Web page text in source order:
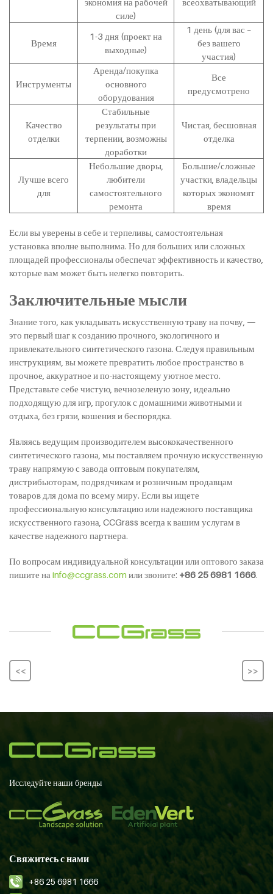
силе)
Время
1-3 дня (проект на
выходные)
1 день (для вас –
без вашего
участия)
Инструменты
Аренда/покупка
основного
оборудования
Все
предусмотрено
Качество
отделки
Стабильные
результаты при
терпении, возможны
доработки
Чистая, бесшовная
отделка
Лучше всего
для
Небольшие дворы,
любители
самостоятельного
ремонта
Большие/сложные
участки, владельцы
которых экономят
время
Если вы уверены в себе и терпеливы, самостоятельная
установка вполне выполнима. Но для больших или сложных
площадей профессионалы обеспечат эффективность и качество,
которые вам может быть нелегко повторить.
Заключительные мысли
Знание того, как укладывать искусственную траву на почву, —
это первый шаг к созданию прочного, экологичного и
привлекательного синтетического газона. Следуя правильным
инструкциям, вы можете превратить любое пространство в
прочное, аккуратное и по-настоящему уютное место.
Представьте себе чистую, вечнозеленую зону, идеально
подходящую для игр, прогулок с домашними животными и
отдыха, без грязи, кошения и беспорядка.
Являясь ведущим производителем высококачественного
синтетического газона, мы поставляем прочную искусственную
траву напрямую с завода оптовым покупателям,
дистрибьюторам, подрядчикам и розничным продавцам
товаров для дома по всему миру. Если вы ищете
профессиональную консультацию или надежного поставщика
искусственного газона, CCGrass всегда к вашим услугам в
качестве надежного партнера.
По вопросам индивидуальной консультации или оптового заказа
пишите на info@ccgrass.com или звоните: +86 25 6981 1666.
<< >>
Исследуйте наши бренды
Свяжитесь с нами
+86 25 6981 1666